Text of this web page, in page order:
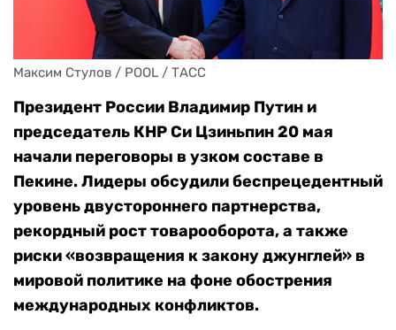
Максим Стулов / POOL / ТАСС
Президент России Владимир Путин и
председатель КНР Си Цзиньпин 20 мая
начали переговоры в узком составе в
Пекине. Лидеры обсудили беспрецедентный
уровень двустороннего партнерства,
рекордный рост товарооборота, а также
риски «возвращения к закону джунглей» в
мировой политике на фоне обострения
международных конфликтов.